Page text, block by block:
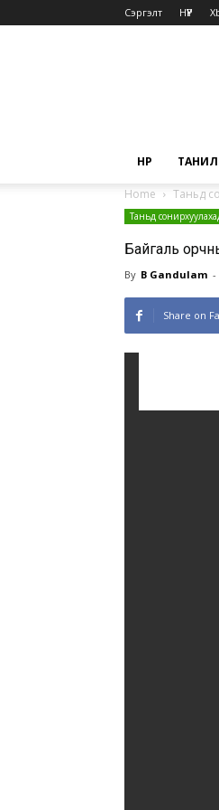
Сэргэлт НҮҮР
НҮҮР
Home Таньд
Таньд
Байгаль
By B Gandulam -
Share on